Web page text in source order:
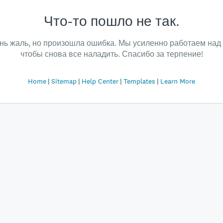
Что-то пошло не так.
жаль, но произошла ошибка. Мы усиленно работаем над
чтобы снова все наладить. Спасибо за терпение!
Home Sitemap Help Center Templates Learn More